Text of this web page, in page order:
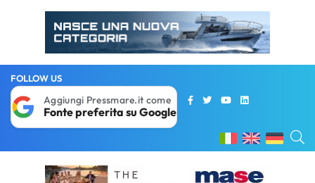
FOLLOW US
Aggiungi Pressmare.it come
Fonte preferita su Google